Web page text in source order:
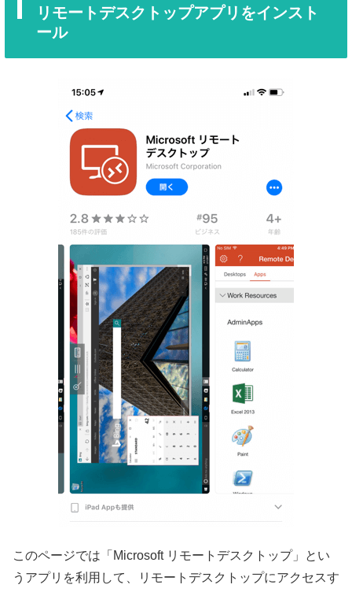
リモートデスクトップアプリをインスト
ール
このページでは「Microsoft リモートデスクトップ」とい
うアプリを利用して、リモートデスクトップにアクセスす